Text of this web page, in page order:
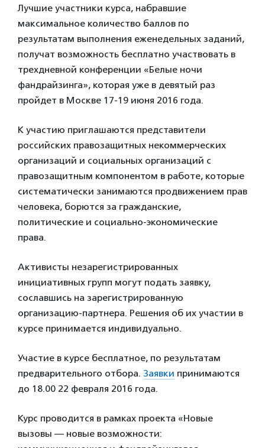
Лучшие участники курса, набравшие
максимальное количество баллов по
результатам выполнения еженедельных заданий,
получат возможность бесплатно участвовать в
трехдневной конференции «Белые ночи
фандрайзинга», которая уже в девятый раз
пройдет в Москве 17-19 июня 2016 года.
К участию приглашаются представители
российских правозащитных некоммерческих
организаций и социальных организаций с
правозащитным компонентом в работе, которые
систематически занимаются продвижением прав
человека, борются за гражданские,
политические и социально-экономические
права.
Активисты незарегистрированных
инициативных групп могут подать заявку,
сославшись на зарегистрированную
организацию-партнера. Решения об их участии в
курсе принимается индивидуально.
Участие в курсе бесплатное, по результатам
предварительного отбора. Заявки принимаются
до 18.00 22 февраля 2016 года.
Курс проводится в рамках проекта «Новые
вызовы — новые возможности: